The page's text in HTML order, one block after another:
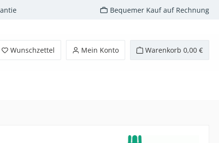
Bequemer Kauf auf Rechnung
Wunschzettel Mein Konto Warenkorb 0,00 €